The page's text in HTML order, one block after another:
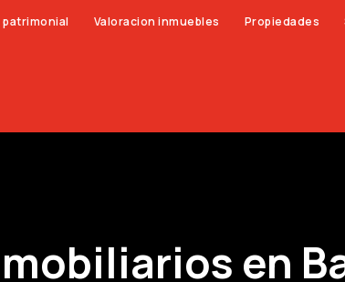
Valoracion inmuebles Propiedades
en